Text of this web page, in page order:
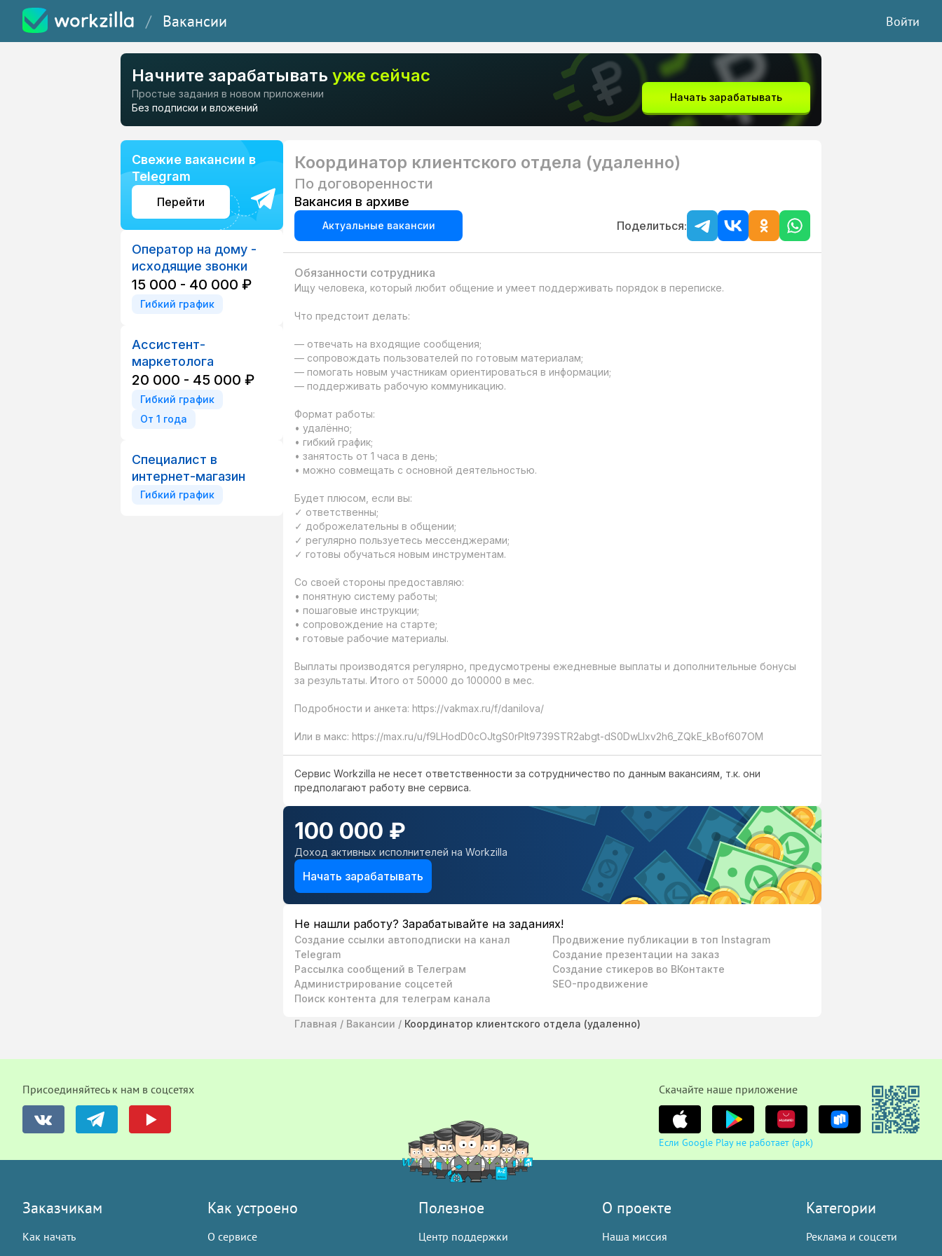
/ Вакансии Войти
Начните зарабатывать уже сейчас
Простые задания в новом приложении
Без подписки и вложений
Начать зарабатывать
Свежие вакансии в
Telegram
Перейти
Оператор на дому -
исходящие звонки
15 000 - 40 000 ₽
Гибкий график
Ассистент-
маркетолога
20 000 - 45 000 ₽
Гибкий график
От 1 года
Специалист в
интернет-магазин
Гибкий график
Координатор клиентского отдела (удаленно)
По договоренности
Вакансия в архиве
Актуальные вакансии Поделиться:
Обязанности сотрудника
Ищу человека, который любит общение и умеет поддерживать порядок в переписке.
Что предстоит делать:
— отвечать на входящие сообщения;
— сопровождать пользователей по готовым материалам;
— помогать новым участникам ориентироваться в информации;
— поддерживать рабочую коммуникацию.
Формат работы:
• удалённо;
• гибкий график;
• занятость от 1 часа в день;
• можно совмещать с основной деятельностью.
Будет плюсом, если вы:
✓ ответственны;
✓ доброжелательны в общении;
✓ регулярно пользуетесь мессенджерами;
✓ готовы обучаться новым инструментам.
Со своей стороны предоставляю:
• понятную систему работы;
• пошаговые инструкции;
• сопровождение на старте;
• готовые рабочие материалы.
Выплаты производятся регулярно, предусмотрены ежедневные выплаты и дополнительные бонусы
за результаты. Итого от 50000 до 100000 в мес.
Подробности и анкета: https://vakmax.ru/f/danilova/
Или в макс: https://max.ru/u/f9LHodD0cOJtgS0rPIt9739STR2abgt-dS0DwLIxv2h6_ZQkE_kBof607OM
Сервис Workzilla не несет ответственности за сотрудничество по данным вакансиям, т.к. они
предполагают работу вне сервиса.
100 000 ₽
Доход активных исполнителей на Workzilla
Начать зарабатывать
Не нашли работу? Зарабатывайте на заданиях!
Создание ссылки автоподписки на канал
Telegram
Рассылка сообщений в Телеграм
Администрирование соцсетей
Поиск контента для телеграм канала
Продвижение публикации в топ Instagram
Создание презентации на заказ
Создание стикеров во ВКонтакте
SEO-продвижение
Главная / Вакансии / Координатор клиентского отдела (удаленно)
Присоединяйтесь к нам в соцсетях Cкачайте наше приложение
Если Google Play не работает (apk)
Заказчикам
Как начать
Как устроено
О сервисе
Полезное
Центр поддержки
О проекте
Наша миссия
Категории
Реклама и соцсети